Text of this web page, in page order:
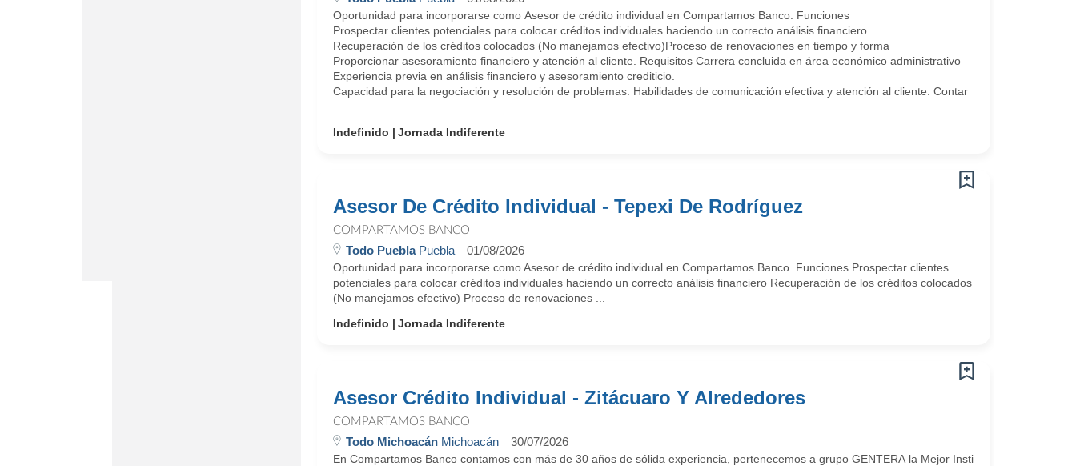
Oportunidad para incorporarse como Asesor de crédito individual en Compartamos Banco. Funciones
Prospectar clientes potenciales para colocar créditos individuales haciendo un correcto análisis financiero
Recuperación de los créditos colocados (No manejamos efectivo)Proceso de renovaciones en tiempo y forma
Proporcionar asesoramiento financiero y atención al cliente. Requisitos Carrera concluida en área económico administrativo
Experiencia previa en análisis financiero y asesoramiento crediticio.
Capacidad para la negociación y resolución de problemas. Habilidades de comunicación efectiva y atención al cliente. Contar
Indefinido
Jornada Indiferente
Asesor De Crédito Individual - Tepexi De Rodríguez
COMPARTAMOS BANCO
Todo PueblaPuebla 01/08/2026
Oportunidad para incorporarse como Asesor de crédito individual en Compartamos Banco. Funciones Prospectar clientes
potenciales para colocar créditos individuales haciendo un correcto análisis financiero Recuperación de los créditos colocados
(No manejamos efectivo) Proceso de renovaciones ...
Indefinido
Jornada Indiferente
Asesor Crédito Individual - Zitácuaro Y Alrededores
COMPARTAMOS BANCO
Todo MichoacánMichoacán 30/07/2026
En Compartamos Banco contamos con más de 30 años de sólida experiencia, pertenecemos a grupo GENTERA la Mejor Institución